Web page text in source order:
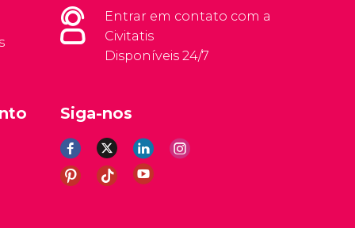
Entrar em contato com a
Civitatis
Disponíveis 24/7
Siga-nos